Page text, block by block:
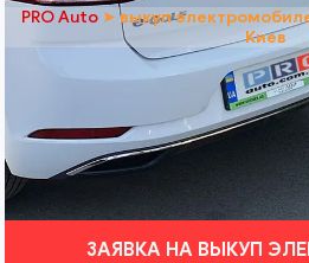
PRO Auto ➤ выкуп
Киев
ЗАЯВКА НА ВЫКУП